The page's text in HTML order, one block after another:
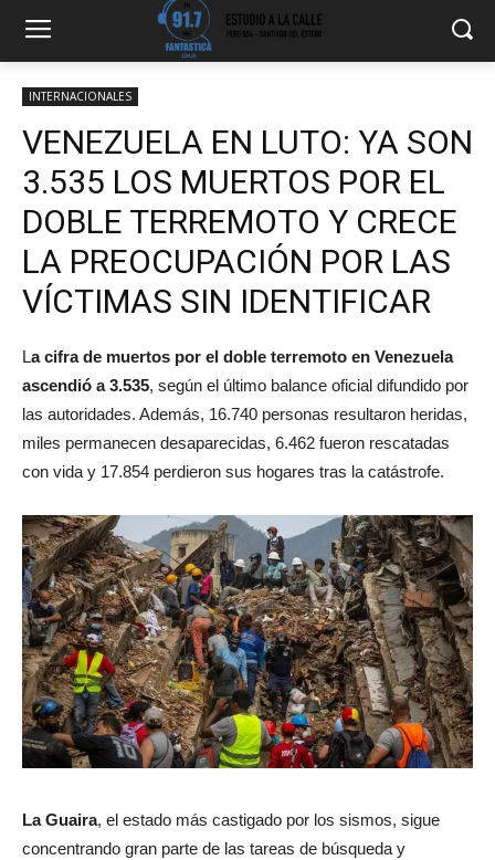
INTERNACIONALES
VENEZUELA EN LUTO: YA SON
3.535 LOS MUERTOS POR EL
DOBLE TERREMOTO Y CRECE
LA PREOCUPACIÓN POR LAS
VÍCTIMAS SIN IDENTIFICAR
La cifra de muertos por el doble terremoto en Venezuela
ascendió a 3.535, según el último balance oficial difundido por
las autoridades. Además, 16.740 personas resultaron heridas,
miles permanecen desaparecidas, 6.462 fueron rescatadas
con vida y 17.854 perdieron sus hogares tras la catástrofe.
La Guaira, el estado más castigado por los sismos, sigue
concentrando gran parte de las tareas de búsqueda y